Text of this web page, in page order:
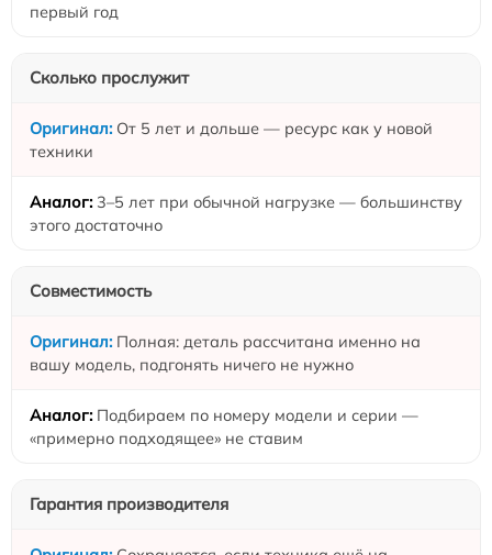
первый год
Сколько прослужит
От 5 лет и дольше — ресурс как у новой
техники
3–5 лет при обычной нагрузке — большинству
этого достаточно
Совместимость
Полная: деталь рассчитана именно на
вашу модель, подгонять ничего не нужно
Подбираем по номеру модели и серии —
«примерно подходящее» не ставим
Гарантия производителя